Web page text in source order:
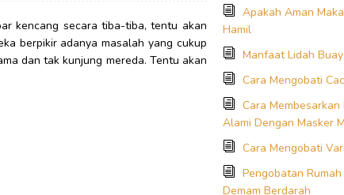
kencang secara tiba-tiba, tentu akan
berpikir adanya masalah yang cukup
dan tak kunjung mereda. Tentu akan
Apakah Aman
Hamil
Manfaat Lidah
Cara Mengobati
Cara
Alami Dengan Masker
Cara Mengobati
Pengobatan
Demam Berdarah